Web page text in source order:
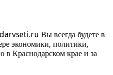
Вы всегда будете в
экономики, политики,
в Краснодарском крае и за